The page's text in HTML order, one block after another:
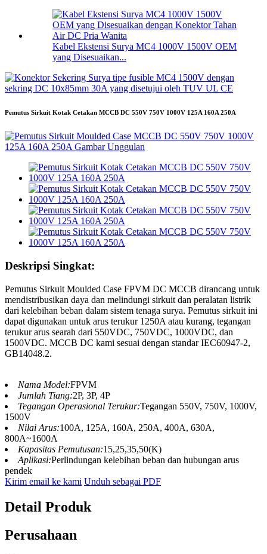
Kabel Ekstensi Surya MC4 1000V 1500V OEM
yang Disesuaikan...
Pemutus Sirkuit Kotak Cetakan MCCB DC 550V 750V 1000V 125A 160A 250A
Deskripsi Singkat:
Pemutus Sirkuit Moulded Case FPVM DC MCCB dirancang untuk
mendistribusikan daya dan melindungi sirkuit dan peralatan listrik
dari kelebihan beban dalam sistem tenaga surya. Pemutus sirkuit ini
dapat digunakan untuk arus terukur 1250A atau kurang, tegangan
terukur arus searah dari 550VDC, 750VDC, 1000VDC, dan
1500VDC. MCCB DC kami sesuai dengan standar IEC60947-2,
GB14048.2.
Nama Model:FPVM
Jumlah Tiang:2P, 3P, 4P
Tegangan Operasional Terukur:Tegangan 550V, 750V, 1000V,
1500V
Nilai Arus:100A, 125A, 160A, 250A, 400A, 630A,
800A~1600A
Kapasitas Pemutusan:15,25,35,50(K)
Aplikasi:Perlindungan kelebihan beban dan hubungan arus
pendek
Kirim email ke kami Unduh sebagai PDF
Detail Produk
Perusahaan